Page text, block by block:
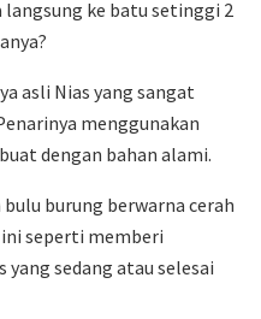
langsung ke batu setinggi 2
asli Nias yang sangat
menggunakan
dengan bahan alami.
burung berwarna cerah
seperti memberi
sedang atau selesai